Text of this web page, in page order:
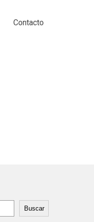
Contacto
Buscar